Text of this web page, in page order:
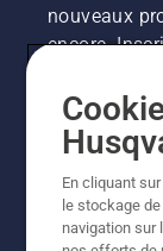
nouveaux
encore.
En cliquant
le stockage
navigation sur